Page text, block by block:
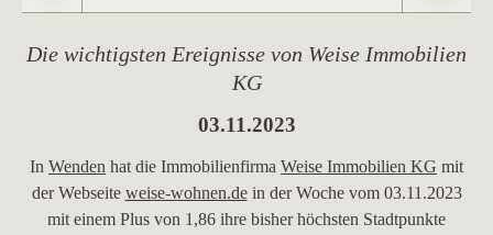
Die wichtigsten Ereignisse von Weise Immobilien
KG
03.11.2023
In Wenden hat die Immobilienfirma Weise Immobilien KG mit
der Webseite weise-wohnen.dein der Woche vom 03.11.2023
mit einem Plus von 1,86 ihre bisher höchsten Stadtpunkte